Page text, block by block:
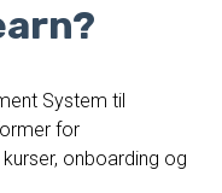
System til
for
onboarding og